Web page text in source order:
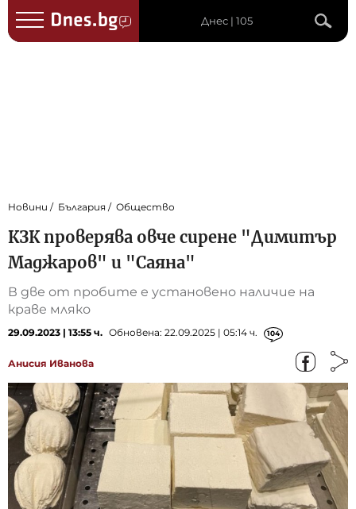
Днес | 105
Новини България Общество
КЗК проверява овче сирене "Димитър
Maджapoв" и "Саяна"
В две от пробите е установено наличие на
краве мляко
29.09.2023 | 13:55 ч. Обновена: 22.09.2025 | 05:14 ч. 104
Анисия Иванова